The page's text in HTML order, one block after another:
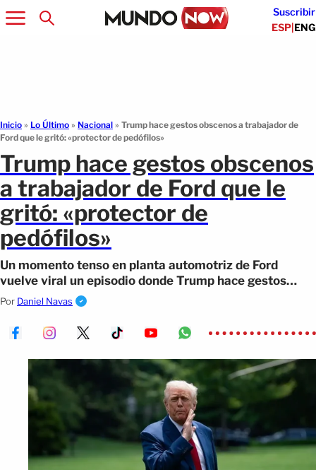
Suscribir
ESP|ENG
Inicio » Lo Último » Nacional » Trump hace gestos obscenos a trabajador de
Ford que le gritó: «protector de pedófilos»
Trump hace gestos obscenos
a trabajador de Ford que le
gritó: «protector de
pedófilos»
Un momento tenso en planta automotriz de Ford
vuelve viral un episodio donde Trump hace gestos
obscenos, desatando críticas.
Por Daniel Navas